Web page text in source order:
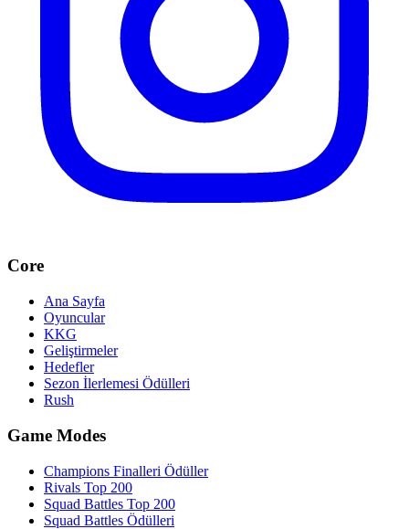
Core
Ana Sayfa
Oyuncular
KKG
Geliştirmeler
Hedefler
Sezon İlerlemesi Ödülleri
Rush
Game Modes
Champions Finalleri Ödüller
Rivals Top 200
Squad Battles Top 200
Squad Battles Ödülleri